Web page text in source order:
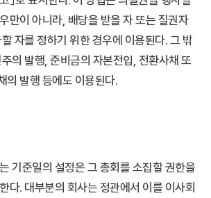
만이 아니라, 배당을 받을 자 또는 질권자
자를 정하기 위한 경우에 이용된다. 그 밖
의 발행, 준비금의 자본전입, 전환사채 또
의 발행 등에도 이용된다.
기준일의 설정은 그 총회를 소집할 권한을
다. 대부분의 회사는 정관에서 이를 이사회